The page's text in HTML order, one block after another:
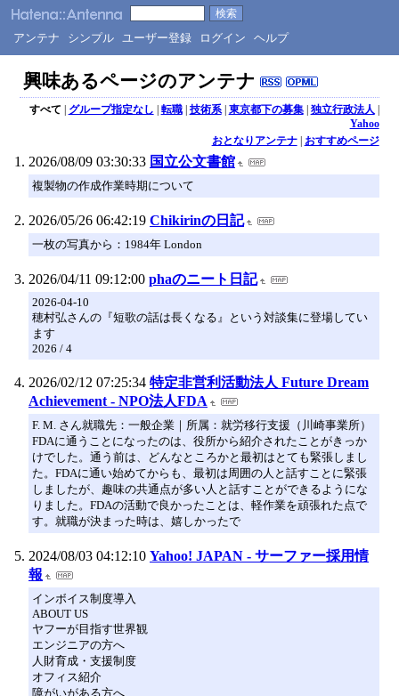
アンテナ シンプル ユーザー登録 ログイン ヘルプ
興味あるページのアンテナ
すべて | グループ指定なし | 転職| 技術系| 東京都下の募集| 独立行政法人 |
Yahoo
おとなりアンテナ| おすすめページ
2026/08/09 03:30:33 国立公文書館
複製物の作成作業時期について
2026/05/26 06:42:19 Chikirinの日記
一枚の写真から：1984年 London
2026/04/11 09:12:00 phaのニート日記
2026-04-10
穂村弘さんの『短歌の話は長くなる』という対談集に登場してい
ます
2026 / 4
2026/02/12 07:25:34 特定非営利活動法人 Future Dream
Achievement - NPO法人FDA
F. M. さん就職先：一般企業｜所属：就労移行支援（川崎事業所）
FDAに通うことになったのは、役所から紹介されたことがきっか
けでした。通う前は、どんなところかと最初はとても緊張しまし
た。FDAに通い始めてからも、最初は周囲の人と話すことに緊張
しましたが、趣味の共通点が多い人と話すことができるようにな
りました。FDAの活動で良かったことは、軽作業を頑張れた点で
す。就職が決まった時は、嬉しかったで
2024/08/03 04:12:10 Yahoo! JAPAN - サーファー採用情
報
インボイス制度導入
ABOUT US
ヤフーが目指す世界観
エンジニアの方へ
人財育成・支援制度
オフィス紹介
障がいがある方へ